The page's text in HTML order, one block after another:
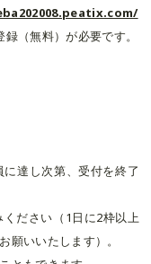
（無料）が必要です。
達し次第、受付を終了
ください（1日に2枠以上
願いいたします）。